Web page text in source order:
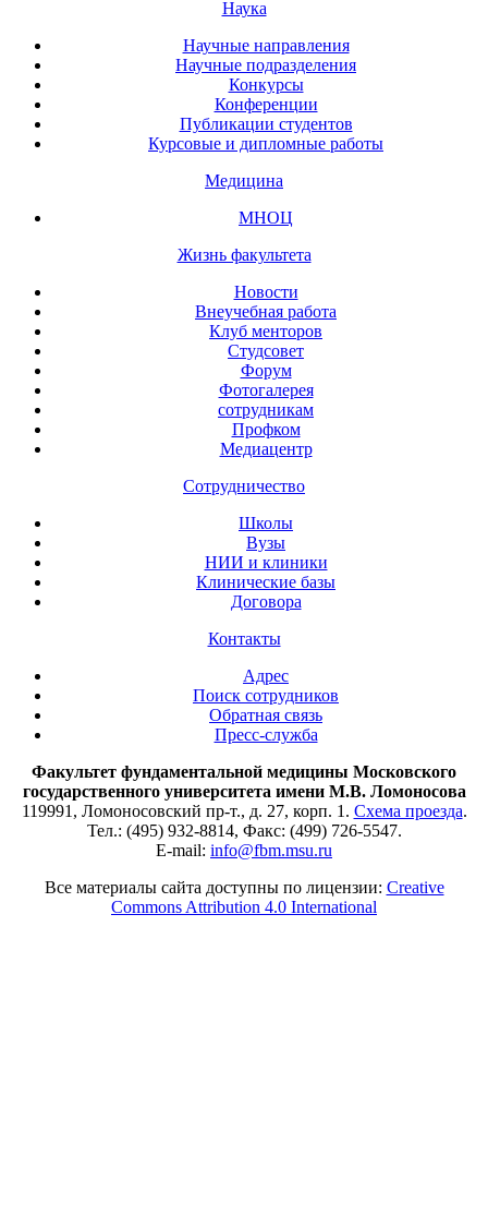
Наука
Научные направления
Научные подразделения
Конкурсы
Конференции
Публикации студентов
Курсовые и дипломные работы
Медицина
МНОЦ
Жизнь факультета
Новости
Внеучебная работа
Клуб менторов
Студсовет
Форум
Фотогалерея
сотрудникам
Профком
Медиацентр
Сотрудничество
Школы
Вузы
НИИ и клиники
Клинические базы
Договора
Контакты
Адрес
Поиск сотрудников
Обратная связь
Пресс-служба
Факультет фундаментальной медицины Московского
государственного университета имени М.В. Ломоносова
119991, Ломоносовский пр-т., д. 27, корп. 1. Схема проезда.
Тел.: (495) 932-8814, Факс: (499) 726-5547.
E-mail: info@fbm.msu.ru
Все материалы сайта доступны по лицензии: Creative
Commons Attribution 4.0 International